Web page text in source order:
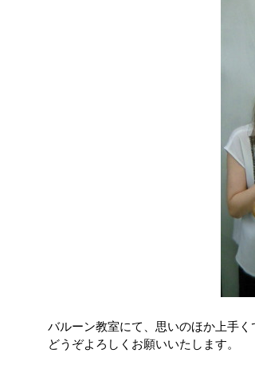
バルーン教室にて、思いのほか上手く
どうぞよろしくお願いいたします。